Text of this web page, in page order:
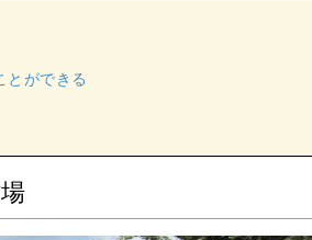
とができる